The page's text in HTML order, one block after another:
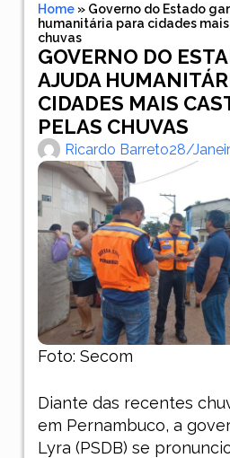
Home» Governo do Estado
humanitária para cidades
chuvas
GOVERNO DO
AJUDA
CIDADES MAIS
PELAS CHUVAS
Ricardo Barreto28/
Foto: Secom
Diante das recentes
em Pernambuco, a
Lyra (PSDB) se